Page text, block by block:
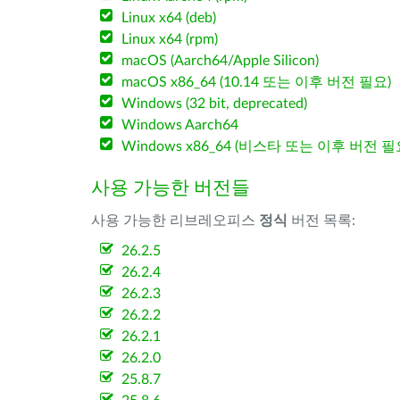
Linux x64 (deb)
Linux x64 (rpm)
macOS (Aarch64/Apple Silicon)
macOS x86_64 (10.14 또는 이후 버전 필요)
Windows (32 bit, deprecated)
Windows Aarch64
Windows x86_64 (비스타 또는 이후 버전 필
사용 가능한 버전들
사용 가능한 리브레오피스 정식 버전 목록:
26.2.5
26.2.4
26.2.3
26.2.2
26.2.1
26.2.0
25.8.7